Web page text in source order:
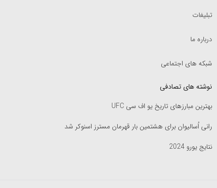
تبلیغات
درباره ما
شبکه های اجتماعی
نوشته های تصادفی
بهترین مبارزهای تاریخ یو اف سی UFC
رانی اُسالیوان برای هشتمین بار قهرمان مسترز اسنوکر شد
نتایج یورو 2024